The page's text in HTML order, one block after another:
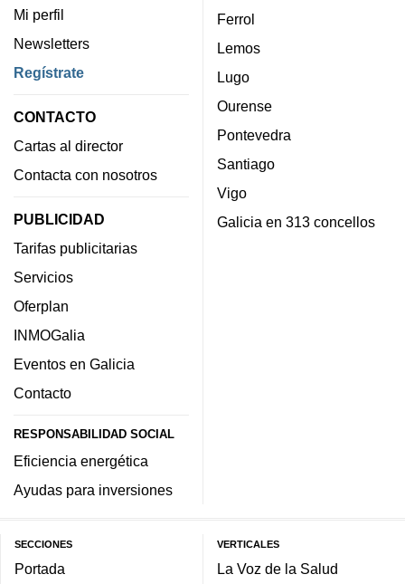
Mi perfil
Newsletters
Regístrate
CONTACTO
Cartas al director
Contacta con nosotros
PUBLICIDAD
Tarifas publicitarias
Servicios
Oferplan
INMOGalia
Eventos en Galicia
Contacto
RESPONSABILIDAD SOCIAL
Eficiencia energética
Ayudas para inversiones
Ferrol
Lemos
Lugo
Ourense
Pontevedra
Santiago
Vigo
Galicia en 313 concellos
SECCIONES
Portada
VERTICALES
La Voz de la Salud